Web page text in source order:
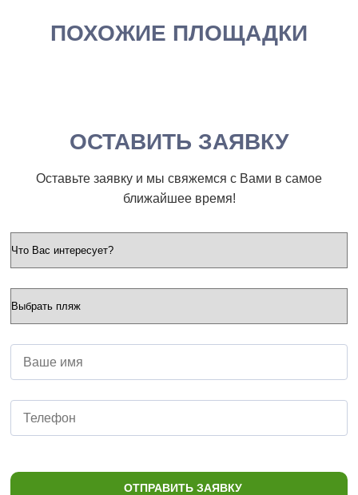
ПОХОЖИЕ ПЛОЩАДКИ
ОСТАВИТЬ ЗАЯВКУ
Оставьте заявку и мы свяжемся с Вами в самое
ближайшее время!
ОТПРАВИТЬ ЗАЯВКУ